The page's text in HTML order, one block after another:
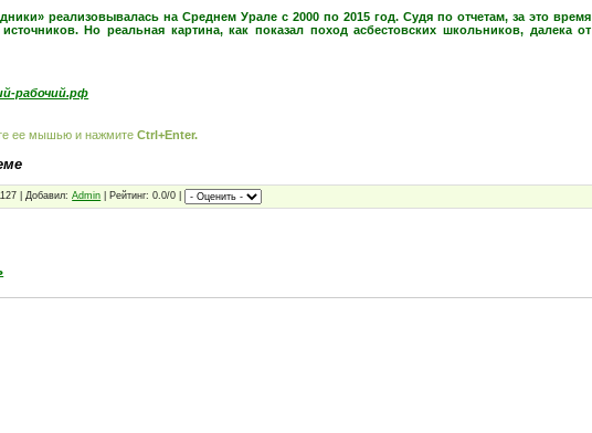
реализовывалась на Среднем Урале с 2000 по 2015 год. Судя по отчетам, за это время
Но реальная картина, как показал поход асбестовских школьников, далека от
рабочий.рф
ее мышью и нажмитеCtrl+Enter.
| Добавил:Admin | Рейтинг: 0.0/0 |